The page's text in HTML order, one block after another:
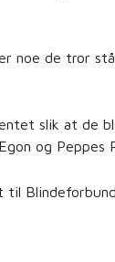
noe de tror
slik at de
og Peppes
til